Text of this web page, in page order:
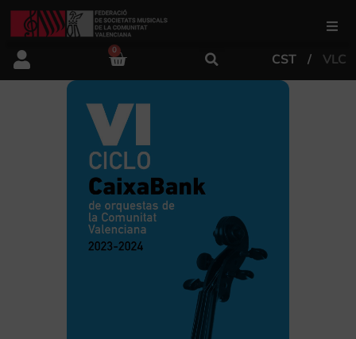
FSMCV
Áreas de gestión
Área educativa
Área artística
0
CST VLC